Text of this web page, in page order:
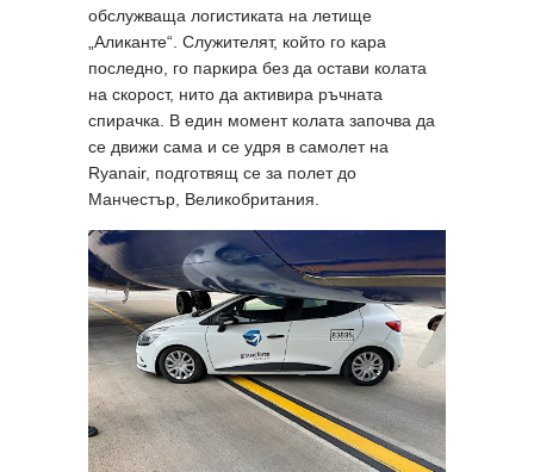
обслужваща логистиката на летище
„Аликанте“. Служителят, който го кара
последно, го паркира без да остави колата
на скорост, нито да активира ръчната
спирачка. В един момент колата започва да
се движи сама и се удря в самолет на
Ryanair, подготвящ се за полет до
Манчестър, Великобритания.